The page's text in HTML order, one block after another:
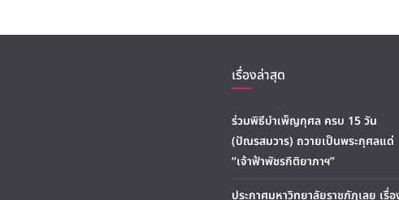
เรื่องล่าสุด
ร่วมพิธีบำเพ็ญกุศล ครบ 15 วัน
(ปัณรสมวาร) ถวายเป็นพระกุศลแด่
“เจ้าฟ้าพัชรกิติยาภาฯ”
ประกาศมหาวิทยาลัยราชภัฏเลย เรื่อ